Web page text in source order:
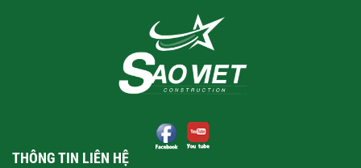
THÔNG TIN LIÊN HỆ